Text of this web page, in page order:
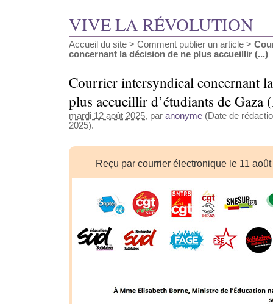
VIVE LA RÉVOLUTION
Accueil du site > Comment publier un article >
concernant la décision de ne plus accueillir (...)
Courrier intersyndical concernant
plus accueillir d’étudiants de Gaza
mardi 12 août 2025, par anonyme (Date de
2025).
Reçu par courrier électronique le 11